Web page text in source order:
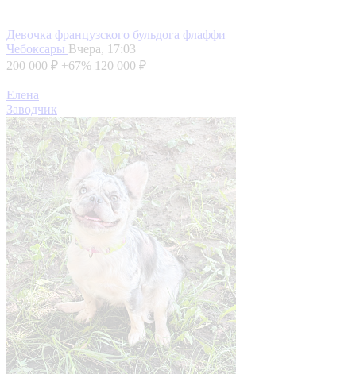
Девочка французского бульдога флаффи
Чебоксары Вчера, 17:03
200 000 ₽ +67% 120 000 ₽
Елена
Заводчик